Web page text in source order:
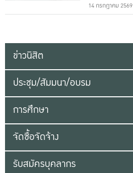
14 กรกฎาคม 2569
ข่าวนิสิต
ประชุม/สัมมนา/อบรม
การศึกษา
จัดซื้อจัดจ้าง
รับสมัครบุคลากร